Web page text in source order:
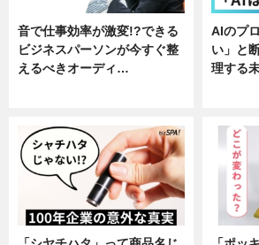
音で仕事効率が激変!?できる
ビジネスパーソンが今すぐ整
えるべきオーディ…
AIのプ
い」と
理する